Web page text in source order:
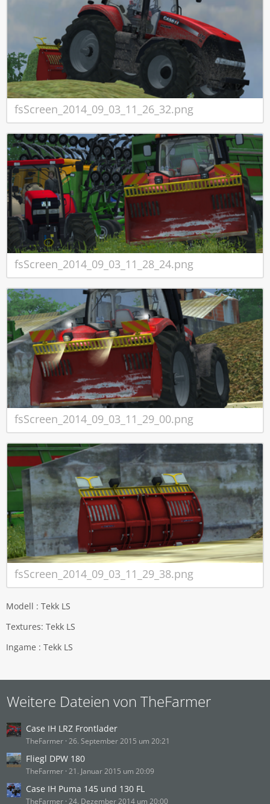
fsScreen_2014_09_03_11_26_32.png
fsScreen_2014_09_03_11_28_24.png
fsScreen_2014_09_03_11_29_00.png
fsScreen_2014_09_03_11_29_38.png
Modell : Tekk LS
Textures: Tekk LS
Ingame : Tekk LS
Weitere Dateien von TheFarmer
Case IH LRZ Frontlader
TheFarmer 26. September 2015 um 20:21
Fliegl DPW 180
TheFarmer 21. Januar 2015 um 20:09
Case IH Puma 145 und 130 FL
TheFarmer 24. Dezember 2014 um 20:00